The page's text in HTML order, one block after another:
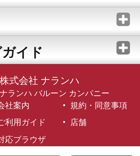
イド
株式会社 ナランハ
ナランハ バルーン カンパニー
社案内
規約・同意事項
利用ガイド
店舗
応ブラウザ